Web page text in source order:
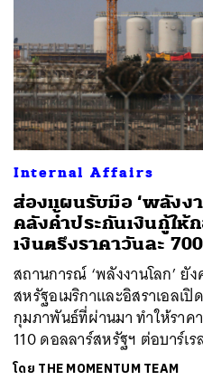
Internal Affairs
ส่องแผนรับมือ ‘พลังง
คลังค้ำประกันเงินกู้ให้
เงินตรึงราคาวันละ
สถานการณ์ ‘พลังงานโลก’ ยั
สหรัฐอเมริกาและอิสราเอลเ
กุมภาพันธ์ที่ผ่านมา ทำให้ราค
110 ดอลลาร์สหรัฐฯ ต่อบาร์เร
โดย THE MOMENTUM TEAM
ค้นหา
SHARE TWEET